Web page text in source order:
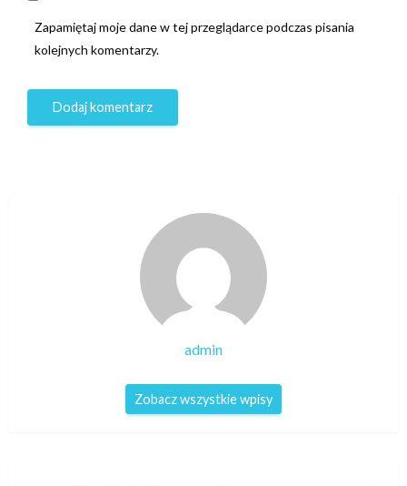
Zapamiętaj moje dane w tej przeglądarce podczas pisania
kolejnych komentarzy.
admin
Zobacz wszystkie wpisy